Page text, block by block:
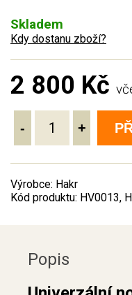
Skladem
Kdy dostanu zboží?
2 800 Kč
- +
Výrobce: Hakr
Kód produktu: HV0013,
Popis